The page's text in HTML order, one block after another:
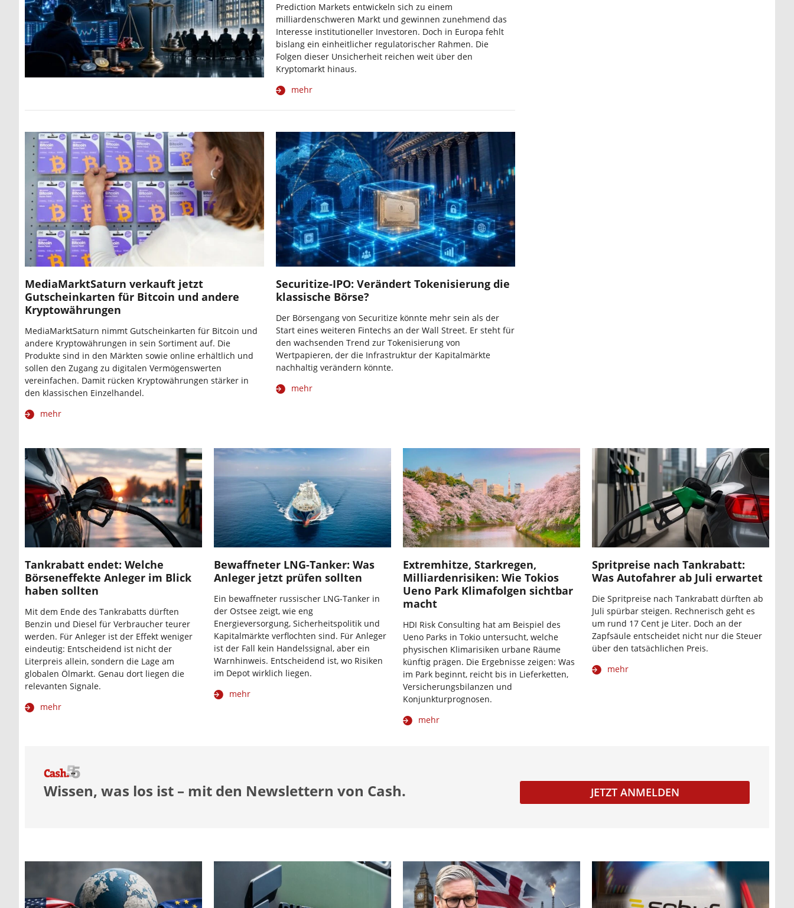
Prediction Markets entwickeln sich zu einem
milliardenschweren Markt und gewinnen zunehmend das
Interesse institutioneller Investoren. Doch in Europa fehlt
bislang ein einheitlicher regulatorischer Rahmen. Die
Folgen dieser Unsicherheit reichen weit über den
Kryptomarkt hinaus.
mehr
MediaMarktSaturn verkauft jetzt
Gutscheinkarten für Bitcoin und andere
Kryptowährungen
MediaMarktSaturn nimmt Gutscheinkarten für Bitcoin und
andere Kryptowährungen in sein Sortiment auf. Die
Produkte sind in den Märkten sowie online erhältlich und
sollen den Zugang zu digitalen Vermögenswerten
vereinfachen. Damit rücken Kryptowährungen stärker in
den klassischen Einzelhandel.
mehr
Securitize-IPO: Verändert Tokenisierung die
klassische Börse?
Der Börsengang von Securitize könnte mehr sein als der
Start eines weiteren Fintechs an der Wall Street. Er steht für
den wachsenden Trend zur Tokenisierung von
Wertpapieren, der die Infrastruktur der Kapitalmärkte
nachhaltig verändern könnte.
mehr
Tankrabatt endet: Welche
Börseneffekte Anleger im Blick
haben sollten
Mit dem Ende des Tankrabatts dürften
Benzin und Diesel für Verbraucher teurer
werden. Für Anleger ist der Effekt weniger
eindeutig: Entscheidend ist nicht der
Literpreis allein, sondern die Lage am
globalen Ölmarkt. Genau dort liegen die
relevanten Signale.
mehr
Bewaffneter LNG-Tanker: Was
Anleger jetzt prüfen sollten
Ein bewaffneter russischer LNG-Tanker in
der Ostsee zeigt, wie eng
Energieversorgung, Sicherheitspolitik und
Kapitalmärkte verflochten sind. Für Anleger
ist der Fall kein Handelssignal, aber ein
Warnhinweis. Entscheidend ist, wo Risiken
im Depot wirklich liegen.
mehr
Extremhitze, Starkregen,
Milliardenrisiken: Wie Tokios
Ueno Park Klimafolgen sichtbar
macht
HDI Risk Consulting hat am Beispiel des
Ueno Parks in Tokio untersucht, welche
physischen Klimarisiken urbane Räume
künftig prägen. Die Ergebnisse zeigen: Was
im Park beginnt, reicht bis in Lieferketten,
Versicherungsbilanzen und
Konjunkturprognosen.
mehr
Spritpreise nach Tankrabatt:
Was Autofahrer ab Juli erwartet
Die Spritpreise nach Tankrabatt dürften ab
Juli spürbar steigen. Rechnerisch geht es
um rund 17 Cent je Liter. Doch an der
Zapfsäule entscheidet nicht nur die Steuer
über den tatsächlichen Preis.
mehr
Wissen, was los ist – mit den Newslettern von Cash. JETZT ANMELDEN